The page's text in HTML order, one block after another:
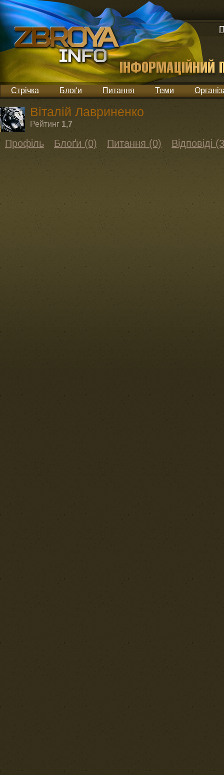
Стрічка Блоґи Питання Теми
Віталій Лавриненко
Рейтинг 1,7
Профіль Блоґи (0) Питання (0) Відповіді